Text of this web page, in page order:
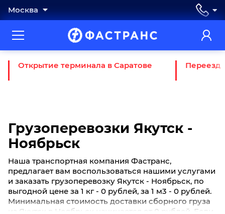
Москва
Открытие терминала в Саратове Переезд
Грузоперевозки Якутск -
Ноябрьск
Наша транспортная компания Фастранс,
предлагает вам воспользоваться нашими услугами
и заказать грузоперевозку Якутск - Ноябрьск, по
выгодной цене за 1 кг - 0 рублей, за 1 м3 - 0 рублей.
Минимальная стоимость доставки сборного груза
из Якутск в Ноябрьск начинается от 0 рублей. Если